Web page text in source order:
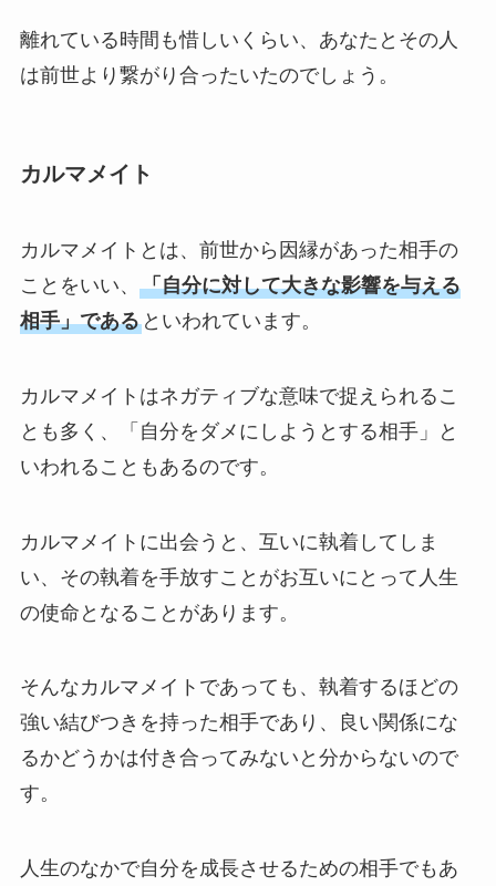
離れている時間も惜しいくらい、あなたとその人
は前世より繋がり合ったいたのでしょう。
カルマメイト
カルマメイトとは、前世から因縁があった相手の
ことをいい、 「自分に対して大きな影響を与える
相手」であるといわれています。
カルマメイトはネガティブな意味で捉えられるこ
とも多く、「自分をダメにしようとする相手」と
いわれることもあるのです。
カルマメイトに出会うと、互いに執着してしま
い、その執着を手放すことがお互いにとって人生
の使命となることがあります。
そんなカルマメイトであっても、執着するほどの
強い結びつきを持った相手であり、良い関係にな
るかどうかは付き合ってみないと分からないので
す。
人生のなかで自分を成長させるための相手でもあ